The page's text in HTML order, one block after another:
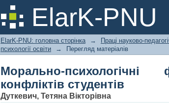
ElarK-PNU
Морально-психологічні
ElarK-PNU: головна сторінка → Праці науково-
психології освіти
→ Перегляд матеріалів
Морально-психологічні
конфліктів студентів
Дуткевич, Тетяна Вікторівна